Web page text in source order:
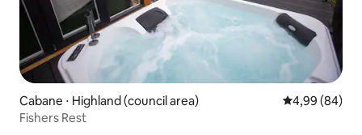
Cabane ⋅ Highland (council area) Évaluation
4,99 (84)
Fishers Rest